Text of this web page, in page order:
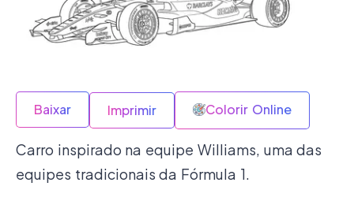
Baixar Imprimir Colorir Online
Carro inspirado na equipe Williams, uma das
equipes tradicionais da Fórmula 1.